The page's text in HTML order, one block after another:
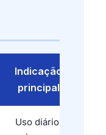
Indicação
principal
Uso diário,